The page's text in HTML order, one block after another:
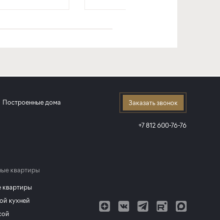
Построенные дома Заказать звонок
+7 812 600-76-76
квартиры
квартиры
кухней